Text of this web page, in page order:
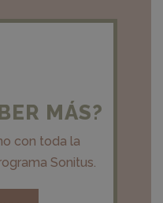
MÁS?
con toda la
Sonitus.